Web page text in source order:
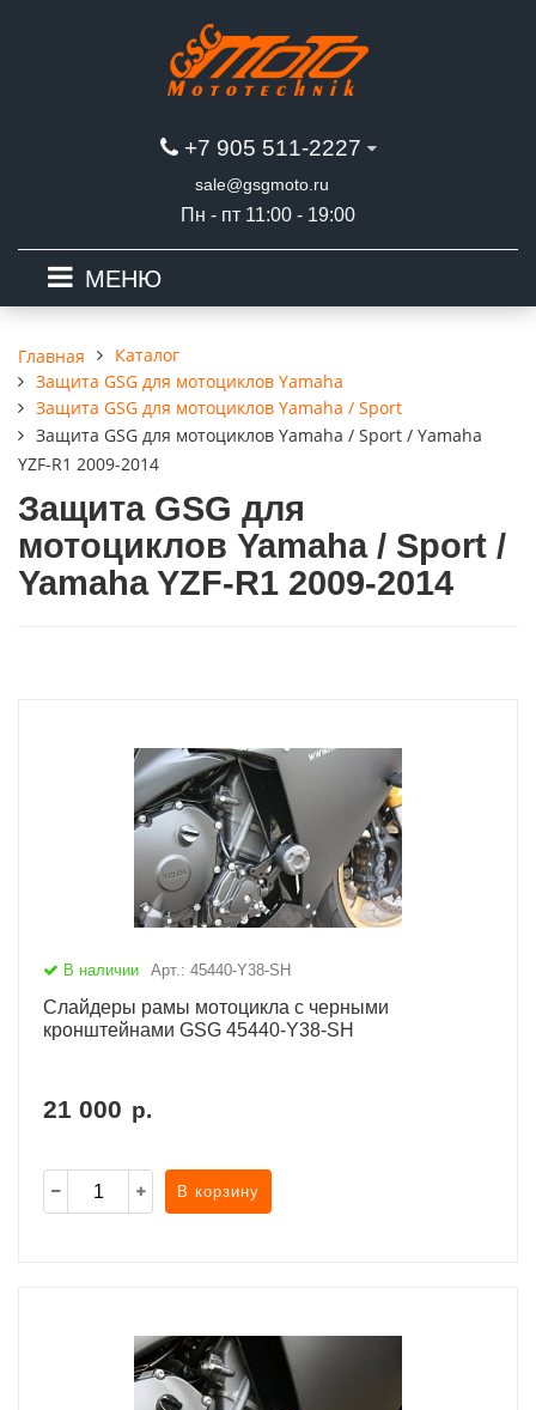
+7 905 511-2227
sale@gsgmoto.ru
Пн - пт 11:00 - 19:00
МЕНЮ
Главная
Каталог
Защита GSG для мотоциклов Yamaha
Защита GSG для мотоциклов Yamaha / Sport
Защита GSG для мотоциклов Yamaha / Sport / Yamaha
YZF-R1 2009-2014
Защита GSG для
мотоциклов Yamaha / Sport /
Yamaha YZF-R1 2009-2014
В наличии Арт.: 45440-Y38-SH
Слайдеры рамы мотоцикла с черными
кронштейнами GSG 45440-Y38-SH
21 000 р.
В корзину